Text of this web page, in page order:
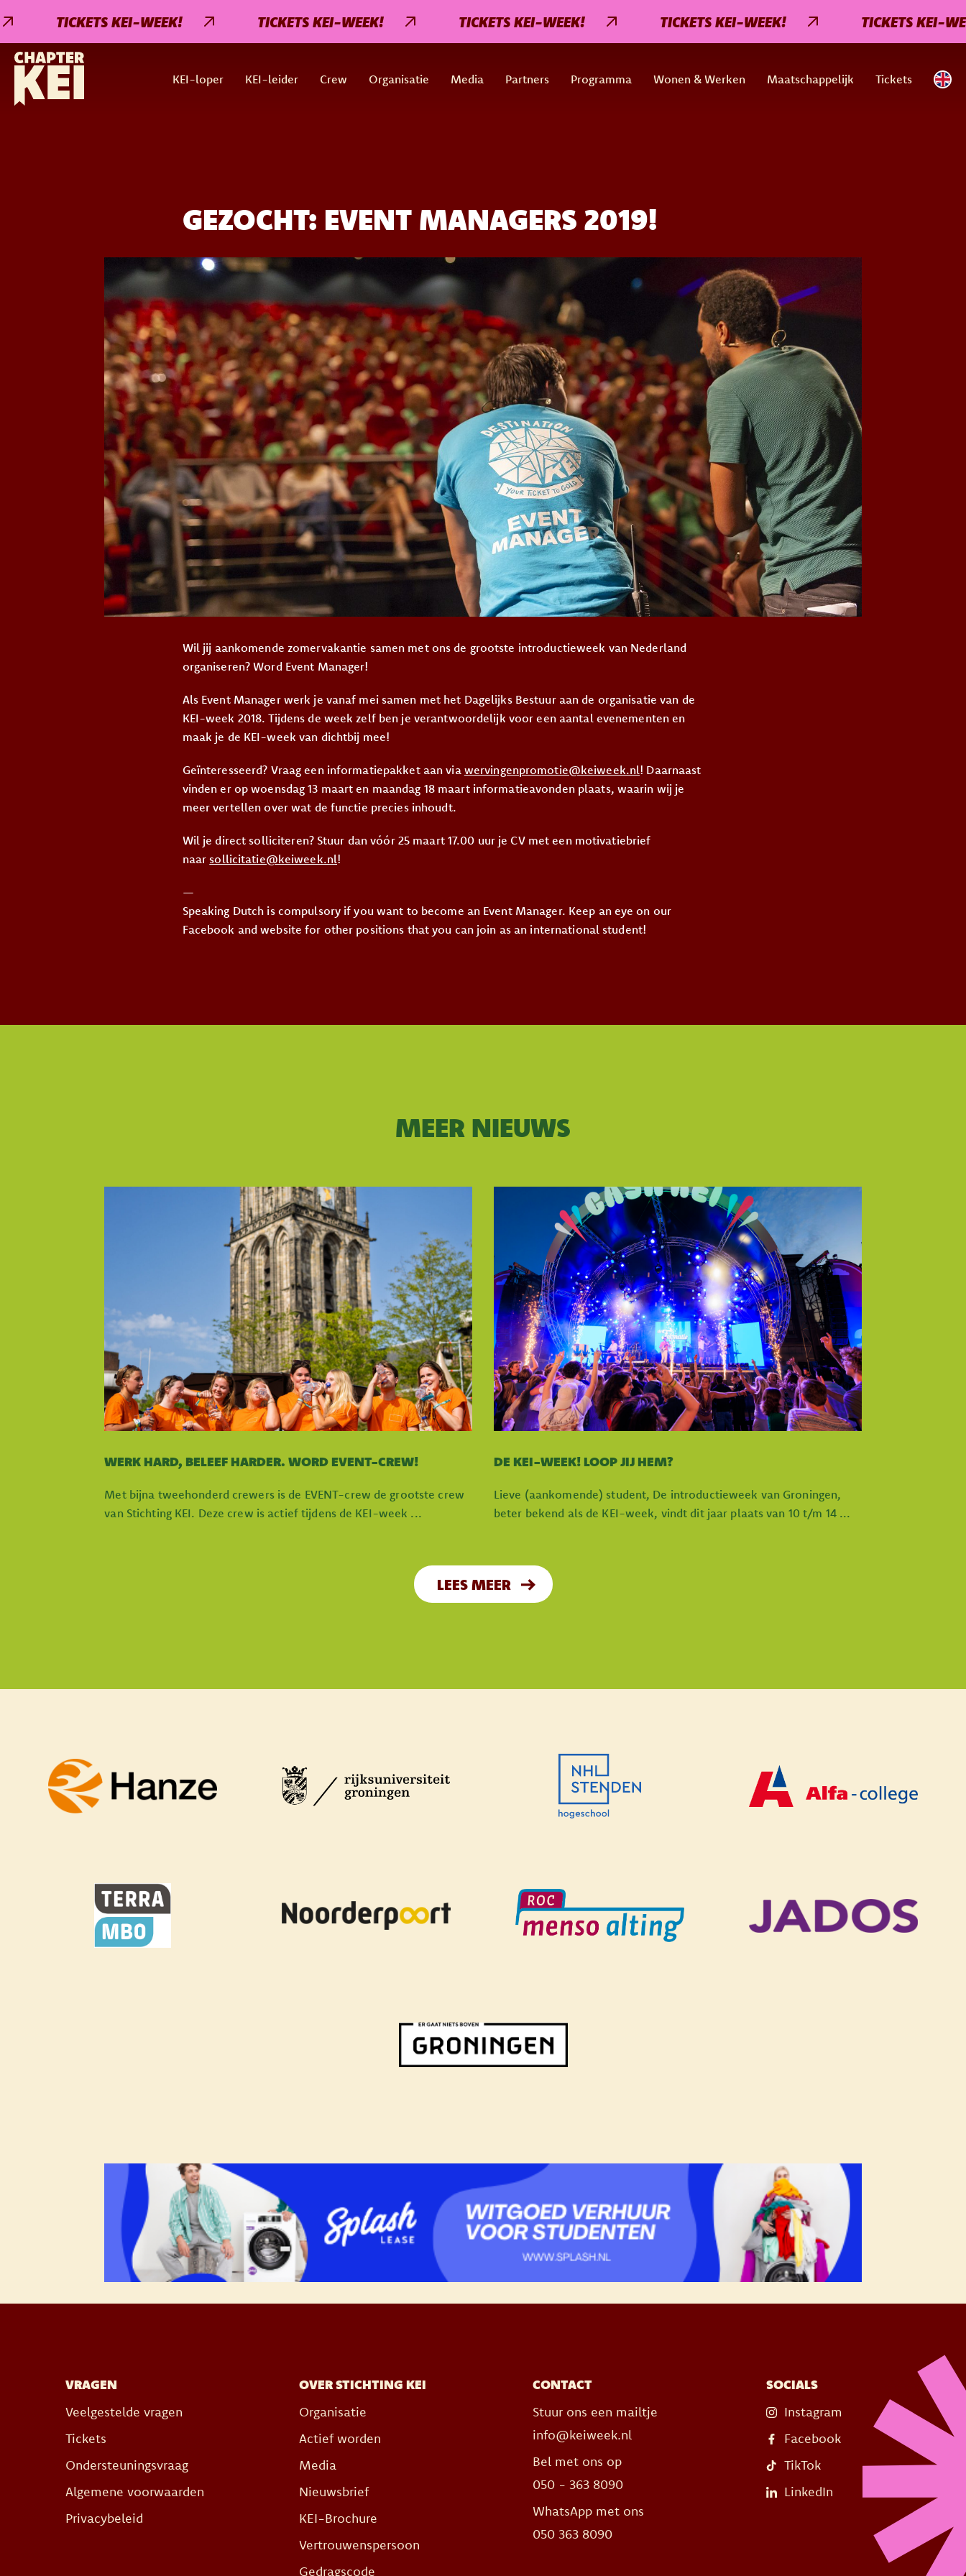
TICKETS KEI-WEEK! TICKETS KEI-WEEK! TICKETS KEI-WEEK! TICKETS KEI-WEEK! TICKETS KEI-WEEK!
KEI-loper KEI-leider Crew Organisatie Media Partners Programma Wonen & Werken Maatschappelijk Tickets
GEZOCHT: EVENT MANAGERS 2019!
Wil jij aankomende zomervakantie samen met ons de grootste introductieweek van Nederland
organiseren? Word Event Manager!
Als Event Manager werk je vanaf mei samen met het Dagelijks Bestuur aan de organisatie van de
KEI-week 2018. Tijdens de week zelf ben je verantwoordelijk voor een aantal evenementen en
maak je de KEI-week van dichtbij mee!
Geïnteresseerd? Vraag een informatiepakket aan via wervingenpromotie@keiweek.nl! Daarnaast
vinden er op woensdag 13 maart en maandag 18 maart informatieavonden plaats, waarin wij je
meer vertellen over wat de functie precies inhoudt.
Wil je direct solliciteren? Stuur dan vóór 25 maart 17.00 uur je CV met een motivatiebrief
naarsollicitatie@keiweek.nl!
—
Speaking Dutch is compulsory if you want to become an Event Manager. Keep an eye on our
Facebook and website for other positions that you can join as an international student!
MEER NIEUWS
WERK HARD, BELEEF HARDER. WORD EVENT-CREW!
Met bijna tweehonderd crewers is de EVENT-crew de grootste crew
van Stichting KEI. Deze crew is actief tijdens de KEI-week ...
DE KEI-WEEK! LOOP JIJ HEM?
Lieve (aankomende) student, De introductieweek van Groningen,
beter bekend als de KEI-week, vindt dit jaar plaats van 10 t/m 14 ...
LEES MEER
VRAGEN
Veelgestelde vragen
Tickets
Ondersteuningsvraag
Algemene voorwaarden
Privacybeleid
OVER STICHTING KEI
Organisatie
Actief worden
Media
Nieuwsbrief
KEI-Brochure
Vertrouwenspersoon
Gedragscode
CONTACT
Stuur ons een mailtje
info@keiweek.nl
Bel met ons op
050 - 363 8090
WhatsApp met ons
050 363 8090
SOCIALS
Instagram
Facebook
TikTok
LinkedIn